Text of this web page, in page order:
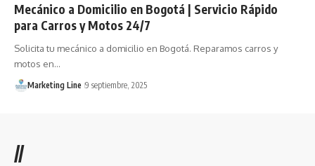
Mecánico a Domicilio en Bogotá | Servicio Rápido
para Carros y Motos 24/7
Solicita tu mecánico a domicilio en Bogotá. Reparamos carros y
motos en…
Marketing Line 9 septiembre, 2025
//